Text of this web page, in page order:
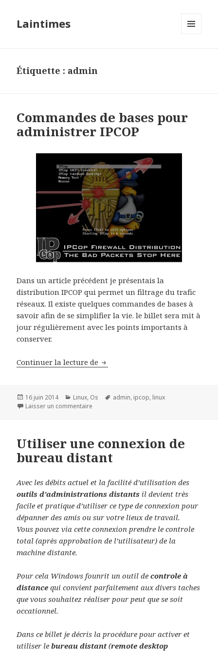
Laintimes
Étiquette : admin
Commandes de bases pour
administrer IPCOP
Dans un article précédent je présentais la
distribution IPCOP qui permet un filtrage du trafic
réseaux. Il existe quelques commandes de bases à
savoir afin de se simplifier la vie. le billet sera mit à
jour régulièrement avec les points importants à
conserver.
Continuer la lecture de Commandes de bases pour
Publié
le
16 juin 2014 Catégories
Linux, Os
Mots-
admin, ipcop, linux
Laisser un commentaire
Utiliser une connexion de
bureau distant
Avec les débits actuel et la facilité d’utilisation des
outils d’administrations distants il devient très
facile et pratique d’utiliser ce type de connexion pour
dépanner des amis ou sur votre lieux de travail.
Vous pouvez via cette connexion prendre le controle
total (après approbation de l’utilisateur) de la
machine distante.
Pour cela Windows founrit un outil decontrole à
distance qui convient parfaitement aux divers taches
que vous souhaitez réaliser pour peut que se soit
occationnel.
Dans ce billet je décris la procédure pour activer et
utiliser lebureau distant(remote desktop